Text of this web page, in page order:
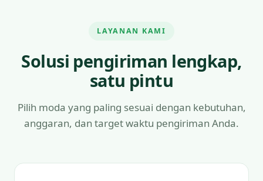
LAYANAN KAMI
Solusi pengiriman lengkap,
satu pintu
Pilih moda yang paling sesuai dengan kebutuhan,
anggaran, dan target waktu pengiriman Anda.